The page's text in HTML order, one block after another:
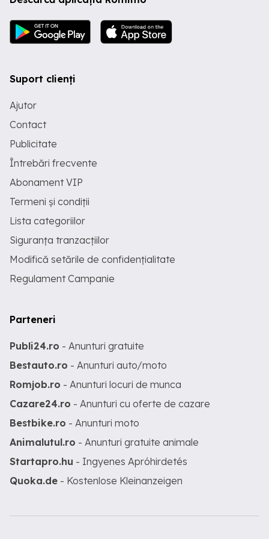
Suport clienți
Ajutor
Contact
Publicitate
Întrebări frecvente
Abonament VIP
Termeni și condiții
Lista categoriilor
Siguranța tranzacțiilor
Modifică setările de confidențialitate
Regulament Campanie
Parteneri
Publi24.ro - Anunturi gratuite
Bestauto.ro - Anunturi auto/moto
Romjob.ro - Anunturi locuri de munca
Cazare24.ro - Anunturi cu oferte de cazare
Bestbike.ro - Anunturi moto
Animalutul.ro - Anunturi gratuite animale
Startapro.hu - Ingyenes Apróhirdetés
Quoka.de - Kostenlose Kleinanzeigen